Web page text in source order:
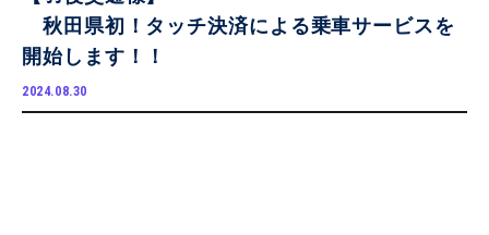
秋田県初！タッチ決済による乗車サービスを
開始します！！
2024.08.30